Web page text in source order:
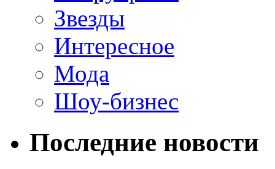
Звезды
Интересное
Мода
Шоу-бизнес
Последние новости